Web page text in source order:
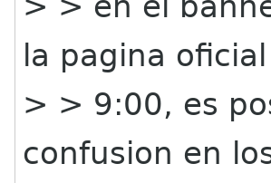
la pagina
> > 9:00, es
confusion en